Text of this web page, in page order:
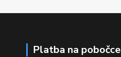
Platba na pobočce